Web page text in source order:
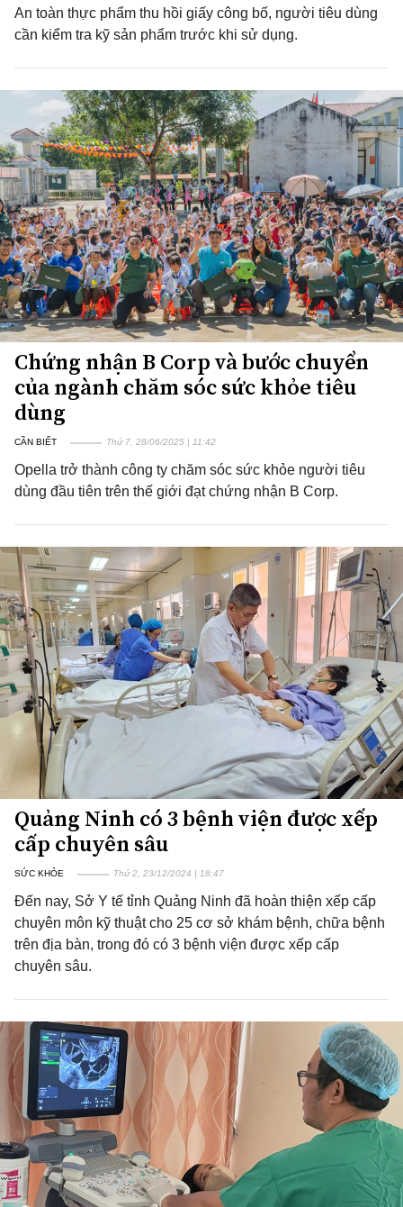
An toàn thực phẩm thu hồi giấy công bố, người tiêu dùng
cần kiểm tra kỹ sản phẩm trước khi sử dụng.
Chứng nhận B Corp và bước chuyển
của ngành chăm sóc sức khỏe tiêu
dùng
CẦN BIẾT Thứ 7, 28/06/2025 | 11:42
Opella trở thành công ty chăm sóc sức khỏe người tiêu
dùng đầu tiên trên thế giới đạt chứng nhận B Corp.
Quảng Ninh có 3 bệnh viện được xếp
cấp chuyên sâu
SỨC KHỎE Thứ 2, 23/12/2024 | 18:47
Đến nay, Sở Y tế tỉnh Quảng Ninh đã hoàn thiện xếp cấp
chuyên môn kỹ thuật cho 25 cơ sở khám bệnh, chữa bệnh
trên địa bàn, trong đó có 3 bệnh viện được xếp cấp
chuyên sâu.